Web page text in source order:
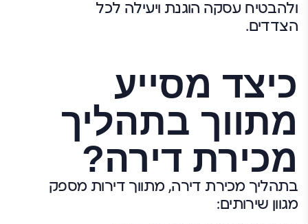
ולהבטיח עסקה הוגנת ויעילה לכל
הצדדים.
כיצד מסייע
מתווך בתהליך
מכירת דירה?
בתהליך מכירת דירה, מתווך דירות מספק
מגוון שירותים: